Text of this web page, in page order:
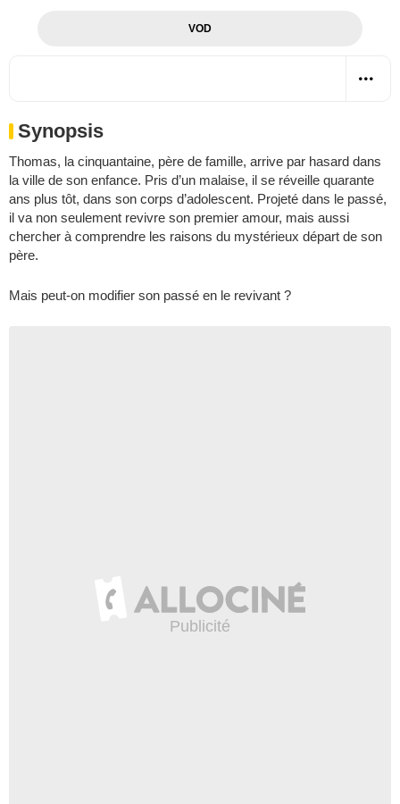
VOD
Synopsis
Thomas, la cinquantaine, père de famille, arrive par hasard dans
la ville de son enfance. Pris d’un malaise, il se réveille quarante
ans plus tôt, dans son corps d’adolescent. Projeté dans le passé,
il va non seulement revivre son premier amour, mais aussi
chercher à comprendre les raisons du mystérieux départ de son
père.
Mais peut-on modifier son passé en le revivant ?